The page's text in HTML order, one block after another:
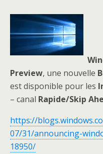
Preview, une nouvelle
est disponible pour les
– canal Rapide/Skip
https://
07/31/announcing-
18950/